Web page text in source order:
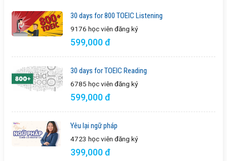
30 days for 800 TOEIC Listening
9176 học viên đăng ký
599,000 đ
30 days for TOEIC Reading
6785 học viên đăng ký
599,000 đ
Yêu lại ngữ pháp
4723 học viên đăng ký
399,000 đ